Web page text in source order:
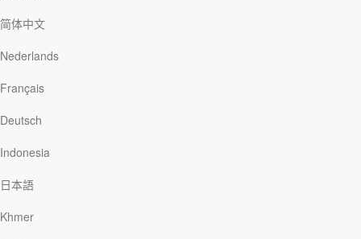
简体中文
Nederlands
Français
Deutsch
Indonesia
日本語
Khmer